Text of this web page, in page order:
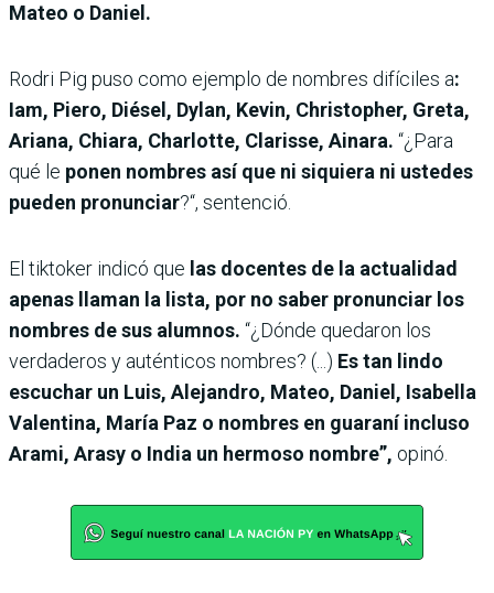
Mateo o Daniel.
Rodri Pig puso como ejemplo de nombres difíciles a:
Iam, Piero, Diésel, Dylan, Kevin, Christopher, Greta,
Ariana, Chiara, Charlotte, Clarisse, Ainara. “¿Para
qué le ponen nombres así que ni siquiera ni ustedes
pueden pronunciar?“, sentenció.
El tiktoker indicó que las docentes de la actualidad
apenas llaman la lista, por no saber pronunciar los
nombres de sus alumnos. “¿Dónde quedaron los
verdaderos y auténticos nombres? (...) Es tan lindo
escuchar un Luis, Alejandro, Mateo, Daniel, Isabella
Valentina, María Paz o nombres en guaraní incluso
Arami, Arasy o India un hermoso nombre”, opinó.